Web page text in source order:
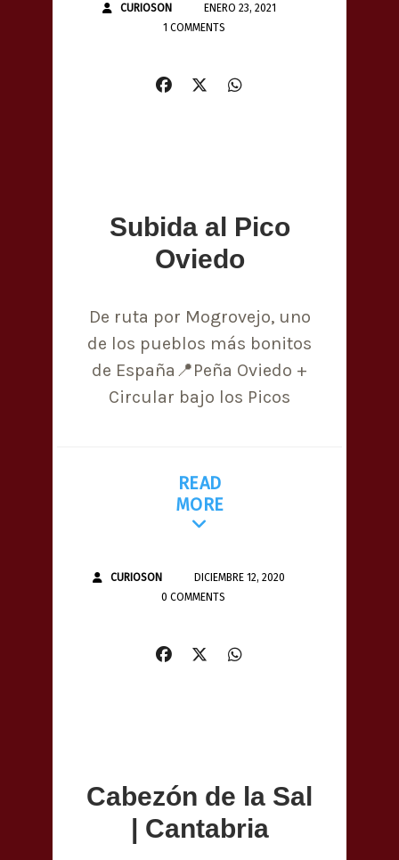
CURIOSON
ENERO 23, 2021
1 COMMENTS
Subida al Pico
Oviedo
De ruta por Mogrovejo, uno
de los pueblos más bonitos
de España📍Peña Oviedo +
Circular bajo los Picos
READ
MORE
CURIOSON
DICIEMBRE 12, 2020
0 COMMENTS
Cabezón de la Sal
| Cantabria